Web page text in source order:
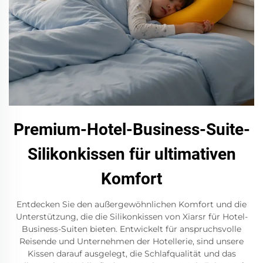
Premium-Hotel-Business-Suite-
Silikonkissen für ultimativen
Komfort
Entdecken Sie den außergewöhnlichen Komfort und die
Unterstützung, die die Silikonkissen von Xiarsr für Hotel-
Business-Suiten bieten. Entwickelt für anspruchsvolle
Reisende und Unternehmen der Hotellerie, sind unsere
Kissen darauf ausgelegt, die Schlafqualität und das